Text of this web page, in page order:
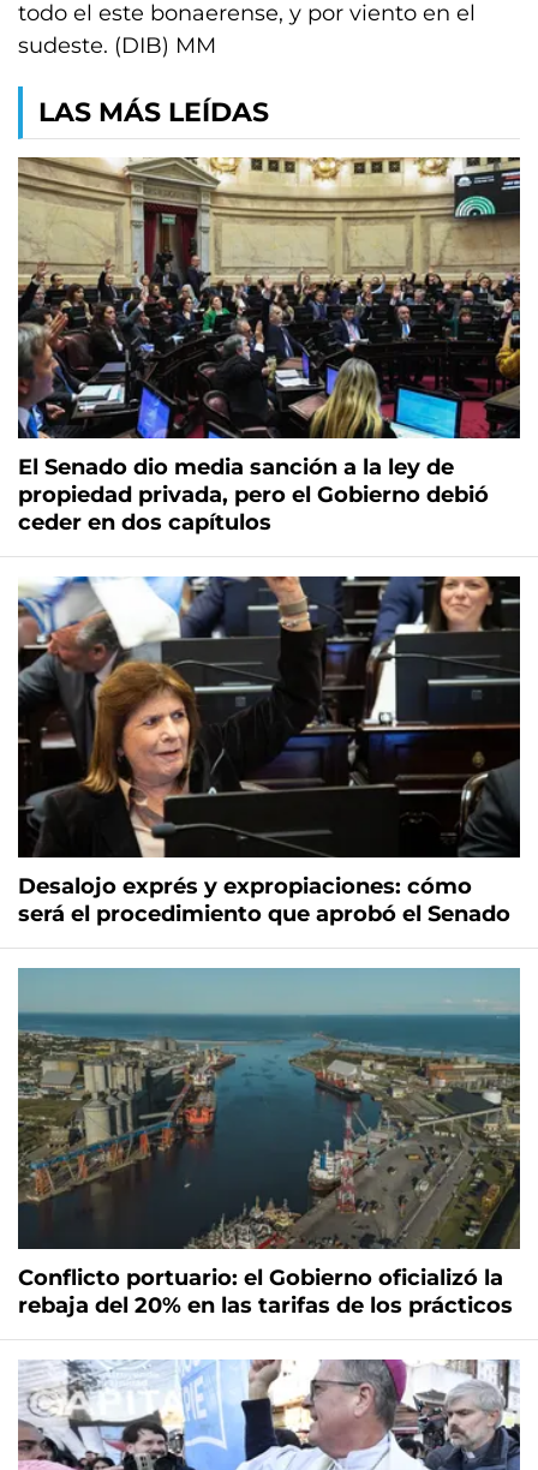
todo el este bonaerense, y por viento en el
sudeste. (DIB) MM
LAS MÁS LEÍDAS
El Senado dio media sanción a la ley de
propiedad privada, pero el Gobierno debió
ceder en dos capítulos
Desalojo exprés y expropiaciones: cómo
será el procedimiento que aprobó el Senado
Conflicto portuario: el Gobierno oficializó la
rebaja del 20% en las tarifas de los prácticos